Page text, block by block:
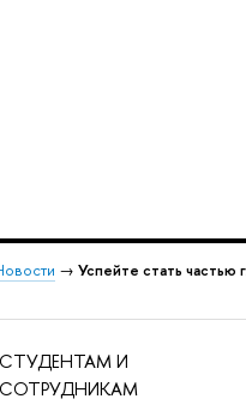
→ Успейте стать частью
СТУДЕНТАМ И
СОТРУДНИКАМ